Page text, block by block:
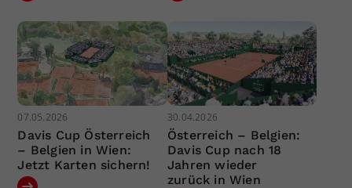
07.05.2026
Davis Cup Österreich
– Belgien in Wien:
Jetzt Karten sichern!
30.04.2026
Österreich – Belgien:
Davis Cup nach 18
Jahren wieder
zurück in Wien